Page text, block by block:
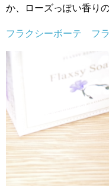
か、ローズっぽい香り
フラクシーボーテ フ